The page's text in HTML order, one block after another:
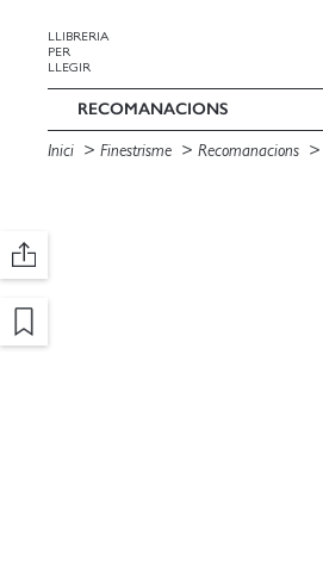
LLIBRERIA
PER
LLEGIR
RECOMANACIONS
Inici Finestrisme Recomanacions